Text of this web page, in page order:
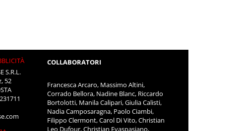
S.R.L.
52
COLLABORATORI
Francesca Arcaro, Massimo Altini,
Corrado Bellora, Nadine Blanc, Riccardo
Bortolotti, Manila Calipari, Giulia Calisti,
Nadia Camposaragna, Paolo Ciambi,
Filippo Clermont, Carol Di Vito, Christian
Leo Dufour, Christian Evaspasiano,